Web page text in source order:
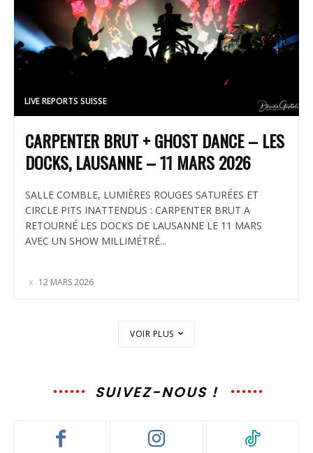
LIVE REPORTS SUISSE
CARPENTER BRUT + GHOST DANCE – LES
DOCKS, LAUSANNE – 11 MARS 2026
SALLE COMBLE, LUMIÈRES ROUGES SATURÉES ET
CIRCLE PITS INATTENDUS : CARPENTER BRUT A
RETOURNÉ LES DOCKS DE LAUSANNE LE 11 MARS
AVEC UN SHOW MILLIMÉTRÉ...
12 MARS 2026
VOIR PLUS
SUIVEZ-NOUS !